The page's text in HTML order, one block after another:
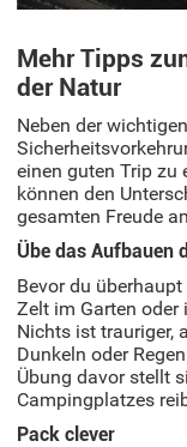
Mehr Tipps
der Natur
Neben der
einen guten Trip zu
können den
gesamten Freude
Übe das Aufbauen
Bevor du
Zelt im Garten
Nichts ist trauriger,
Dunkeln oder
Übung davor stellt
Campingplatzes
Pack clever